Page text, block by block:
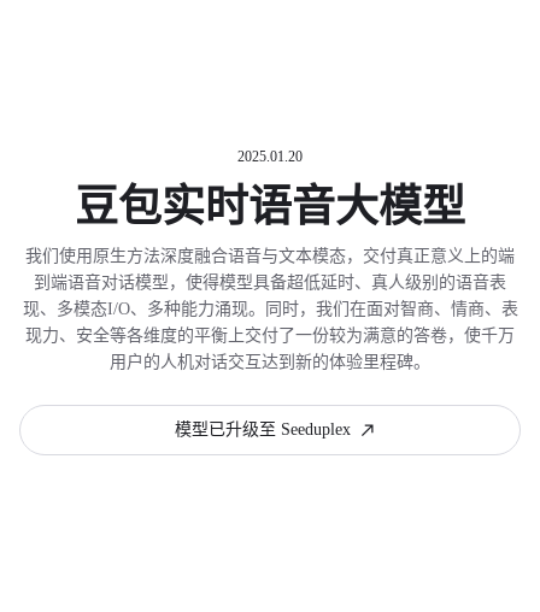
2025.01.20
豆包实时语音大模型
我们使用原生方法深度融合语音与文本模态，交付真正意义上的端
到端语音对话模型，使得模型具备超低延时、真人级别的语音表
现、多模态I/O、多种能力涌现。同时，我们在面对智商、情商、表
现力、安全等各维度的平衡上交付了一份较为满意的答卷，使千万
用户的人机对话交互达到新的体验里程碑。
模型已升级至 Seeduplex